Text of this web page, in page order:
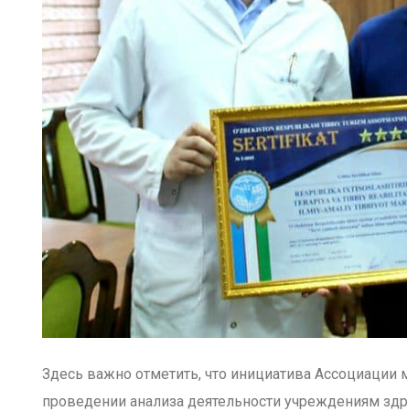
Здесь важно отметить, что инициатива Ассоциации
проведении анализа деятельности учреждениям